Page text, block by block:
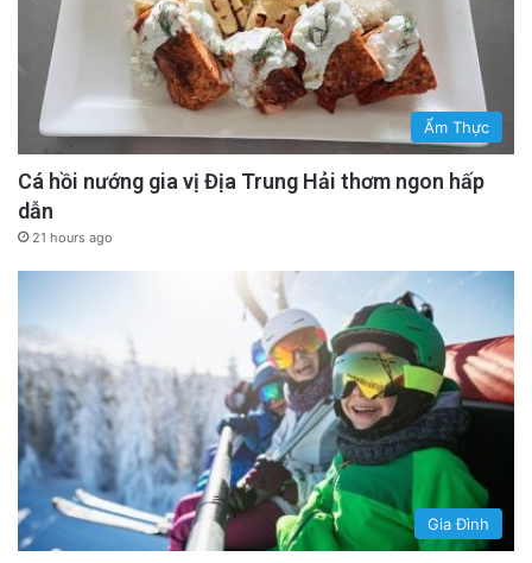
Ẩm Thực
Cá hồi nướng gia vị Địa Trung Hải thơm ngon hấp
dẫn
21 hours ago
Gia Đình